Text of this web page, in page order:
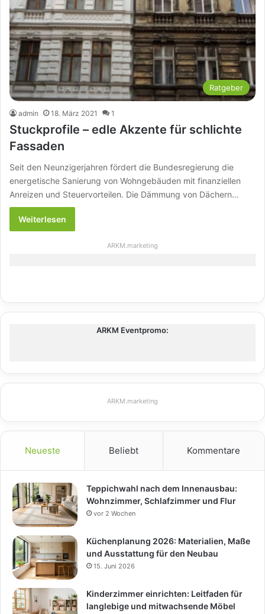
Ratgeber
admin 18. März 2021 1
Stuckprofile – edle Akzente für schlichte
Fassaden
Seit den Neunzigerjahren fördert die Bundesregierung die
energetische Sanierung von Wohngebäuden mit finanziellen
Anreizen und Steuervorteilen. Die Dämmung von Dächern…
Weiterlesen
ARKM.marketing
ARKM Eventpromo:
ARKM.marketing
Neueste Beliebt Kommentare
Teppichwahl nach dem Innenausbau:
Wohnzimmer, Schlafzimmer und Flur
vor 2 Wochen
Küchenplanung 2026: Materialien, Maße
und Ausstattung für den Neubau
15. Juni 2026
Kinderzimmer einrichten: Leitfaden für
langlebige und mitwachsende Möbel